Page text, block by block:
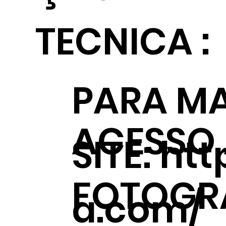
PARA
SITE:
a.com/
TECNICA :